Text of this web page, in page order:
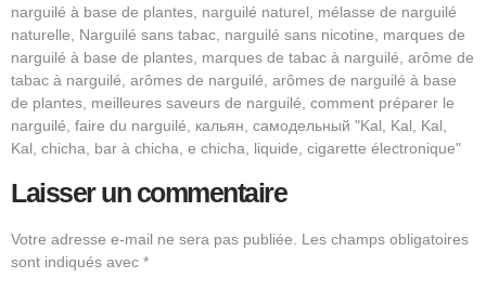
narguilé à base de plantes, narguilé naturel, mélasse de narguilé
naturelle, Narguilé sans tabac, narguilé sans nicotine, marques de
narguilé à base de plantes, marques de tabac à narguilé, arôme de
tabac à narguilé, arômes de narguilé, arômes de narguilé à base
de plantes, meilleures saveurs de narguilé, comment préparer le
narguilé, faire du narguilé, кальян, самодельный "Kal, Kal, Kal,
Kal, chicha, bar à chicha, e chicha, liquide, cigarette électronique"
Laisser un commentaire
Votre adresse e-mail ne sera pas publiée.
Les champs obligatoires
sont indiqués avec *